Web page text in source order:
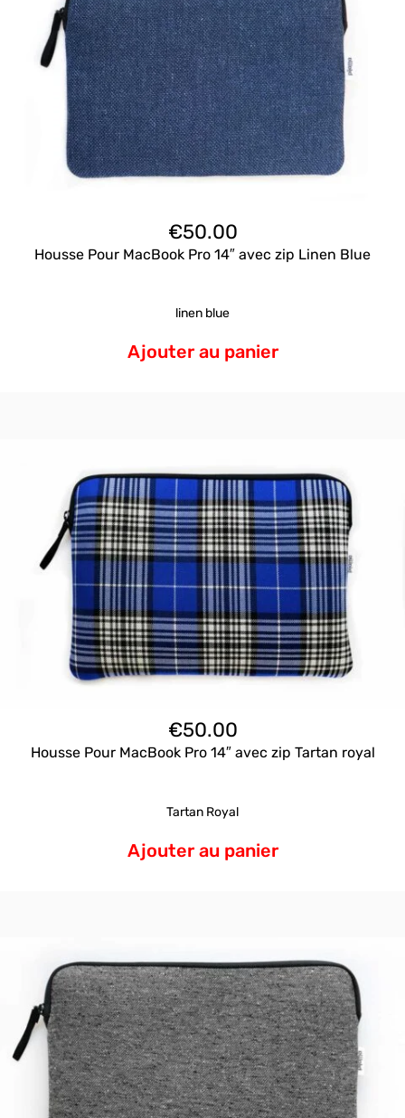
€50.00
Housse Pour MacBook Pro 14″ avec zip Linen Blue
linen blue
Ajouter au panier
€50.00
Housse Pour MacBook Pro 14″ avec zip Tartan royal
Tartan Royal
Ajouter au panier